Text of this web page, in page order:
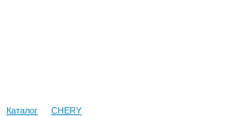
Каталог CHERY